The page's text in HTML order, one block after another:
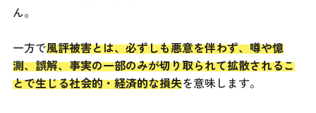
ん。
一方で風評被害とは、必ずしも悪意を伴わず、噂や憶
測、誤解、事実の一部のみが切り取られて拡散されるこ
とで生じる社会的・経済的な損失を意味します。